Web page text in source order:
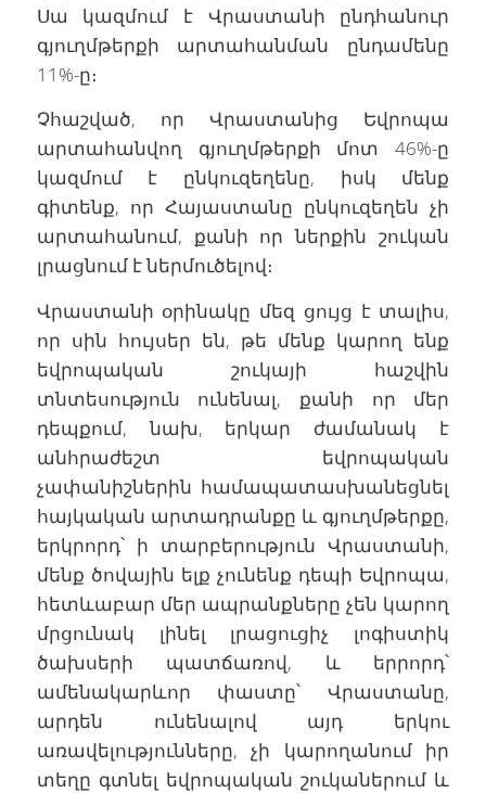
Սա կազմում է Վրաստանի ընդհանուր
գյուղմթերքի արտահանման ընդամենը
11%-ը։
Չհաշված, որ Վրաստանից Եվրոպա
արտահանվող գյուղմթերքի մոտ 46%-ը
կազմում է ընկուզեղենը, իսկ մենք
գիտենք, որ Հայաստանը ընկուզեղեն չի
արտահանում, քանի որ ներքին շուկան
լրացնում է ներմուծելով։
Վրաստանի օրինակը մեզ ցույց է տալիս,
որ սին հույսեր են, թե մենք կարող ենք
եվրոպական շուկայի հաշվին
տնտեսություն ունենալ, քանի որ մեր
դեպքում, նախ, երկար ժամանակ է
անհրաժեշտ եվրոպական
չափանիշներին համապատասխանեցնել
հայկական արտադրանքը և գյուղմթերքը,
երկրորդ՝ ի տարբերություն Վրաստանի,
մենք ծովային ելք չունենք դեպի Եվրոպա,
հետևաբար մեր ապրանքները չեն կարող
մրցունակ լինել լրացուցիչ լոգիստիկ
ծախսերի պատճառով, և երրորդ՝
ամենակարևոր փաստը՝ Վրաստանը,
արդեն ունենալով այդ երկու
առավելությունները, չի կարողանում իր
տեղը գտնել եվրոպական շուկաներում և